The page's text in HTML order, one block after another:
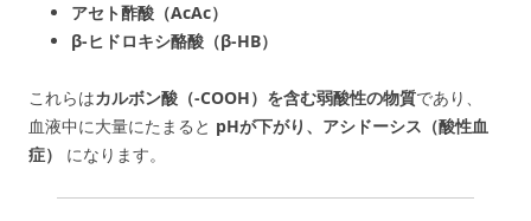
アセト酢酸（AcAc）
β-ヒドロキシ酪酸（β-HB）
これらはカルボン酸（-COOH）を含む弱酸性の物質であり、
血液中に大量にたまると pHが下がり、アシドーシス（酸性血
症）
になります。